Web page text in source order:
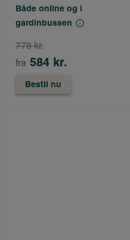
Både online og i
gardinbussen
fra 584 kr.
778 kr.
Bestil nu